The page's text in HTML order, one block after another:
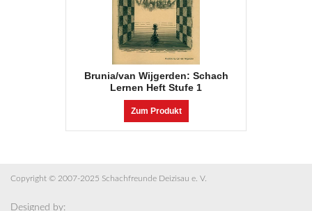
Copyright © 2007-2025 Schachfreunde Deizisau e. V.